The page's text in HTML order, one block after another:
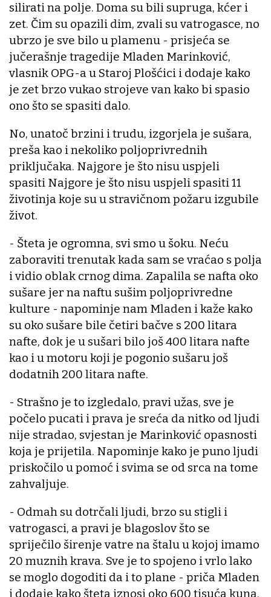
silirati na polje. Doma su bili supruga, kćer i
zet. Čim su opazili dim, zvali su vatrogasce, no
ubrzo je sve bilo u plamenu - prisjeća se
jučerašnje tragedije Mladen Marinković,
vlasnik OPG-a u Staroj Plošćici i dodaje kako
je zet brzo vukao strojeve van kako bi spasio
ono što se spasiti dalo.
No, unatoč brzini i trudu, izgorjela je sušara,
preša kao i nekoliko poljoprivrednih
priključaka. Najgore je što nisu uspjeli
spasiti Najgore je što nisu uspjeli spasiti 11
životinja koje su u stravičnom požaru izgubile
život.
- Šteta je ogromna, svi smo u šoku. Neću
zaboraviti trenutak kada sam se vraćao s polja
i vidio oblak crnog dima. Zapalila se nafta oko
sušare jer na naftu sušim poljoprivredne
kulture - napominje nam Mladen i kaže kako
su oko sušare bile četiri bačve s 200 litara
nafte, dok je u sušari bilo još 400 litara nafte
kao i u motoru koji je pogonio sušaru još
dodatnih 200 litara nafte.
- Strašno je to izgledalo, pravi užas, sve je
počelo pucati i prava je sreća da nitko od ljudi
nije stradao, svjestan je Marinković opasnosti
koja je prijetila. Napominje kako je puno ljudi
priskočilo u pomoć i svima se od srca na tome
zahvaljuje.
- Odmah su dotrčali ljudi, brzo su stigli i
vatrogasci, a pravi je blagoslov što se
spriječilo širenje vatre na štalu u kojoj imamo
20 muznih krava. Sve je to spojeno i vrlo lako
se moglo dogoditi da i to plane - priča Mladen
i dodaje kako šteta iznosi oko 600 tisuća kuna.